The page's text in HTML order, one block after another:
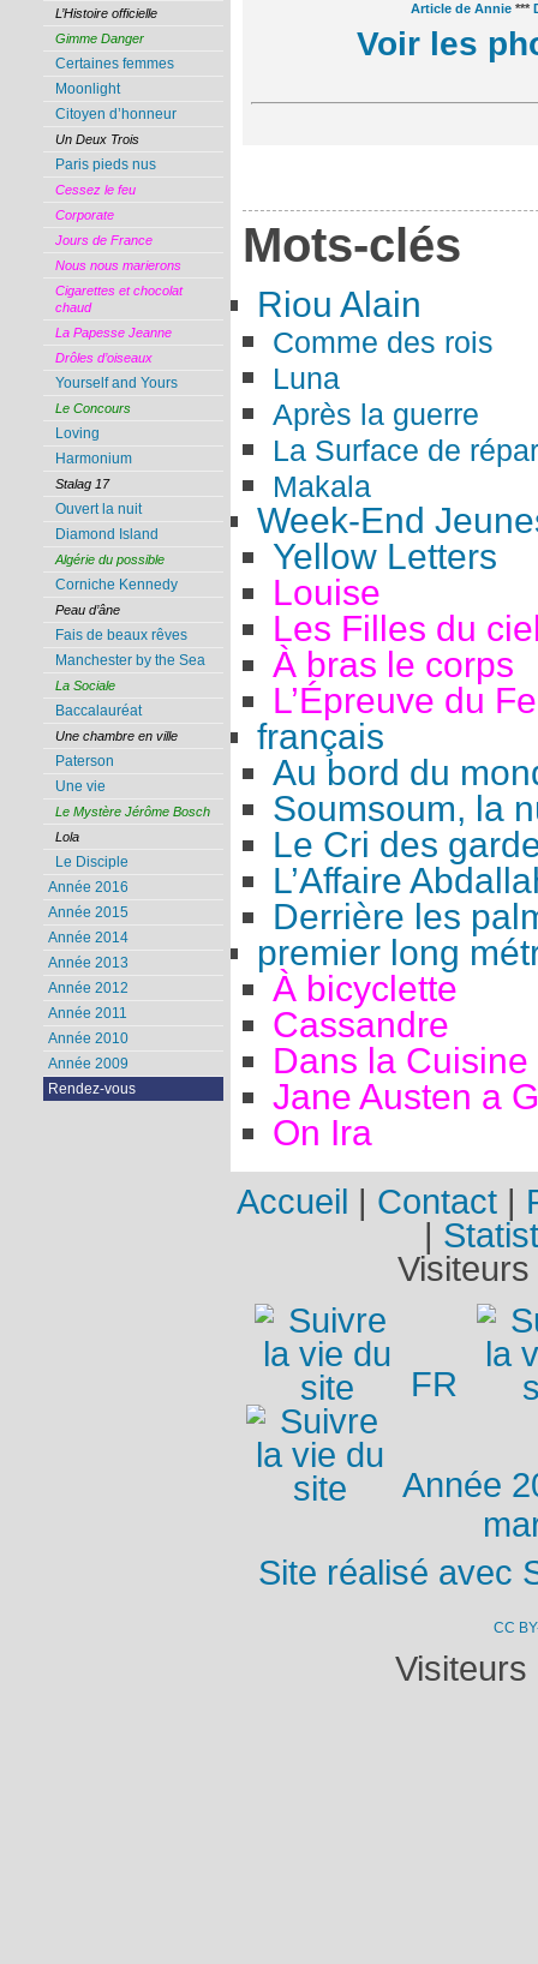
Article de Annie***
Voir les
Mots-clés
Riou Alain
Comme des rois
Luna
Après la guerre
La Surface de
Makala
Week-End
Yellow Letters
Louise
Les Filles du
À bras le corps
L’Épreuve du
français
Au bord du
Soumsoum, la
Le Cri des
L’Affaire
Derrière les
premier long
À bicyclette
Cassandre
Dans la
Jane Austen a
On Ira
L’Histoire officielle
Gimme Danger
Certaines femmes
Moonlight
Citoyen d’honneur
Un Deux Trois
Paris pieds nus
Cessez le feu
Corporate
Jours de France
Nous nous marierons
Cigarettes et chocolat
chaud
La Papesse Jeanne
Drôles d’oiseaux
Yourself and Yours
Le Concours
Loving
Harmonium
Stalag 17
Ouvert la nuit
Diamond Island
Algérie du possible
Corniche Kennedy
Peau d’âne
Fais de beaux rêves
Manchester by the Sea
La Sociale
Baccalauréat
Une chambre en ville
Paterson
Une vie
Le Mystère Jérôme Bosch
Lola
Le Disciple
Année 2016
Année 2015
Année 2014
Année 2013
Année 2012
Année 2011
Année 2010
Année 2009
Rendez-vous
Accueil | Contact |
|
FR
Année
Site réalisé avec
CC